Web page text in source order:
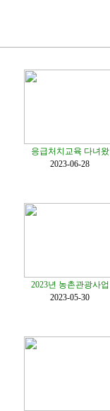
응급처치교육 다녀왔
2023-06-28
2023년 농촌관광사업
2023-05-30